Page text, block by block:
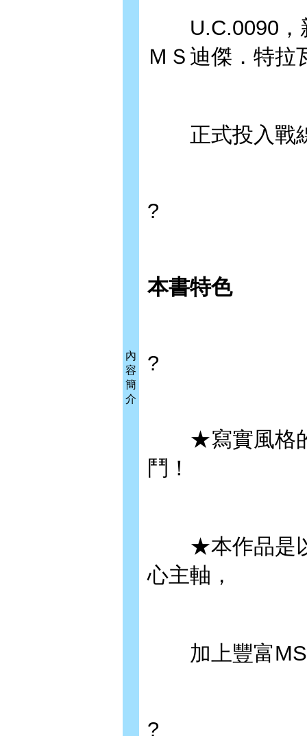
內
容
簡
介
U.C.0090，
ＭＳ迪傑．特拉
正式投入戰
?
本書特色
?
★寫實風格的
鬥！
★本作品是以
心主軸，
加上豐富
?